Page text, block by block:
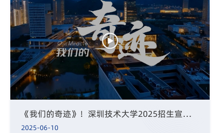
《我们的奇迹》！深圳技术大学2025招生宣传片正式发布
2025-06-10